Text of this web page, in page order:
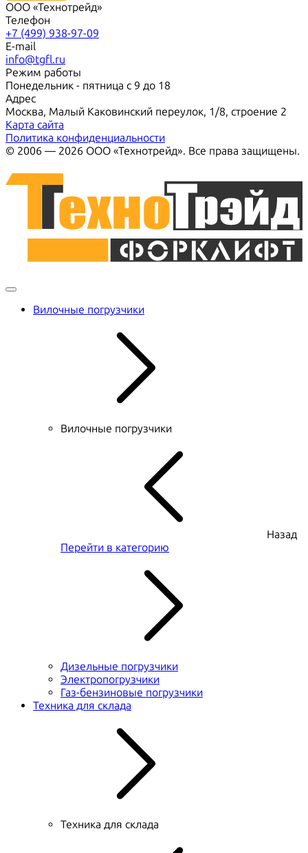
ООО «Технотрейд»
Телефон
+7 (499) 938-97-09
E-mail
info@tgfl.ru
Режим работы
Понедельник - пятница с 9 до 18
Адрес
Москва, Малый Каковинский переулок, 1/8, строение 2
Карта сайта
Политика конфиденциальности
© 2006 — 2026 ООО «Технотрейд». Все права защищены.
Вилочные погрузчики
Вилочные погрузчики
Назад
Перейти в категорию
Дизельные погрузчики
Электропогрузчики
Газ-бензиновые погрузчики
Техника для склада
Техника для склада